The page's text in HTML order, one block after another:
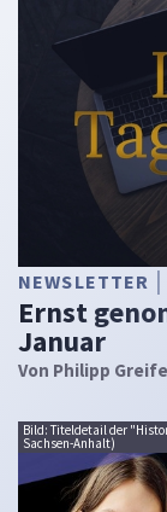
NEWSLETTER
Ernst
Januar
Von Philipp
Bild: Titeldetail der
Sachsen-Anhalt)